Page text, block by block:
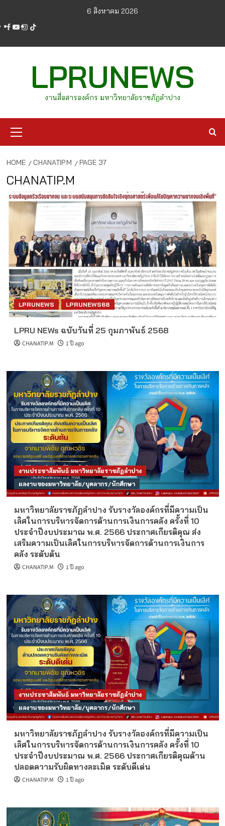
content
6 สิงหาคม 2026
facebook
youtube
instagram
tiktok
LPRUNEWS
งานสื่อสารองค์กร มหาวิทยาลัยราชภัฏลำปาง
Menu
HOME CHANATIP.M PAGE 37
CHANATIP.M
LPRUNEWS LPRUNEWS68
LPRU NEWs ฉบับวันที่ 25 กุมภาพันธ์ 2568
CHANATIP.M 1 ปี ago
งานประชาสัมพันธ์ มหาวิทยาลัยราชภัฏลำปาง
ผลงานของมหาวิทยาลัย/บุคลากร/นักศึกษา
มหาวิทยาลัยราชภัฏลำปาง รับรางวัลองค์กรที่มีความเป็น
เลิศในการบริหารจัดการด้านการเงินการคลัง ครั้งที่ 10
ประจำปีงบประมาณ พ.ศ. 2566 ประกาศเกียรติคุณ ส่ง
เสริมความเป็นเลิศในการบริหารจัดการด้านการเงินการ
คลัง ระดับต้น
CHANATIP.M 1 ปี ago
งานประชาสัมพันธ์ มหาวิทยาลัยราชภัฏลำปาง
ผลงานของมหาวิทยาลัย/บุคลากร/นักศึกษา
มหาวิทยาลัยราชภัฏลำปาง รับรางวัลองค์กรที่มีความเป็น
เลิศในการบริหารจัดการด้านการเงินการคลัง ครั้งที่ 10
ประจำปีงบประมาณ พ.ศ. 2566 ประกาศเกียรติคุณด้าน
ปลอดความรับผิดทางละเมิด ระดับดีเด่น
CHANATIP.M 1 ปี ago